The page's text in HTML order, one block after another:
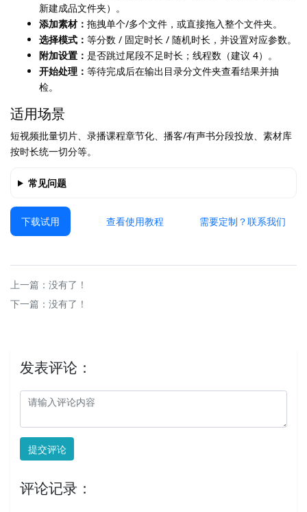
新建成品文件夹）。
添加素材： 拖拽单个/多个文件，或直接拖入整个文件夹。
选择模式： 等分数 / 固定时长 / 随机时长，并设置对应参数。
附加设置： 是否跳过尾段不足时长；线程数（建议 4）。
开始处理： 等待完成后在输出目录分文件夹查看结果并抽
检。
适用场景
短视频批量切片、录播课程章节化、播客/有声书分段投放、素材库
按时长统一切分等。
常见问题
下载试用 查看使用教程 需要定制？联系我们
上一篇：没有了！
下一篇：没有了！
发表评论：
提交评论
评论记录：